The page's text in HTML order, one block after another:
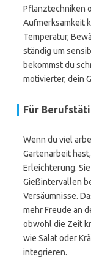
Pflanztechniken
Aufmerksamkeit
Temperatur,
ständig um
bekommst du
motivierter, dein
Für
Wenn du viel
Gartenarbeit
Erleichterung.
Gießintervallen
Versäumnisse.
mehr Freude an
obwohl die Zeit
wie Salat oder
integrieren.